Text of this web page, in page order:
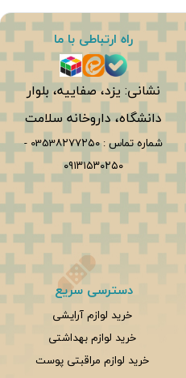
راه ارتباطی با ما
نشانی: یزد، صفاییه، بلوار
دانشگاه، داروخانه سلامت
شماره تماس :0353۸۲۷۷۲۵۰ -
۰۹۱۳۱۵۳۰۲۵۰
دسترسی سریع
خرید لوازم آرایشی
خرید لوازم بهداشتی
خرید لوازم مراقبتی پوست